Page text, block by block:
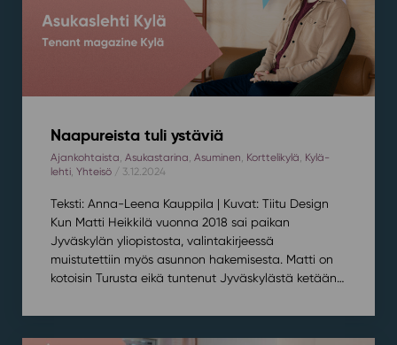
Naapureista tuli ystäviä
Ajankohtaista, Asukastarina, Asuminen, Korttelikylä, Kylä-
lehti, Yhteisö/ 3.12.2024
Teksti: Anna-Leena Kauppila | Kuvat: Tiitu Design
Kun Matti Heikkilä vuonna 2018 sai paikan
Jyväskylän yliopistosta, valintakirjeessä
muistutettiin myös asunnon hakemisesta. Matti on
kotoisin Turusta eikä tuntenut Jyväskylästä ketään…